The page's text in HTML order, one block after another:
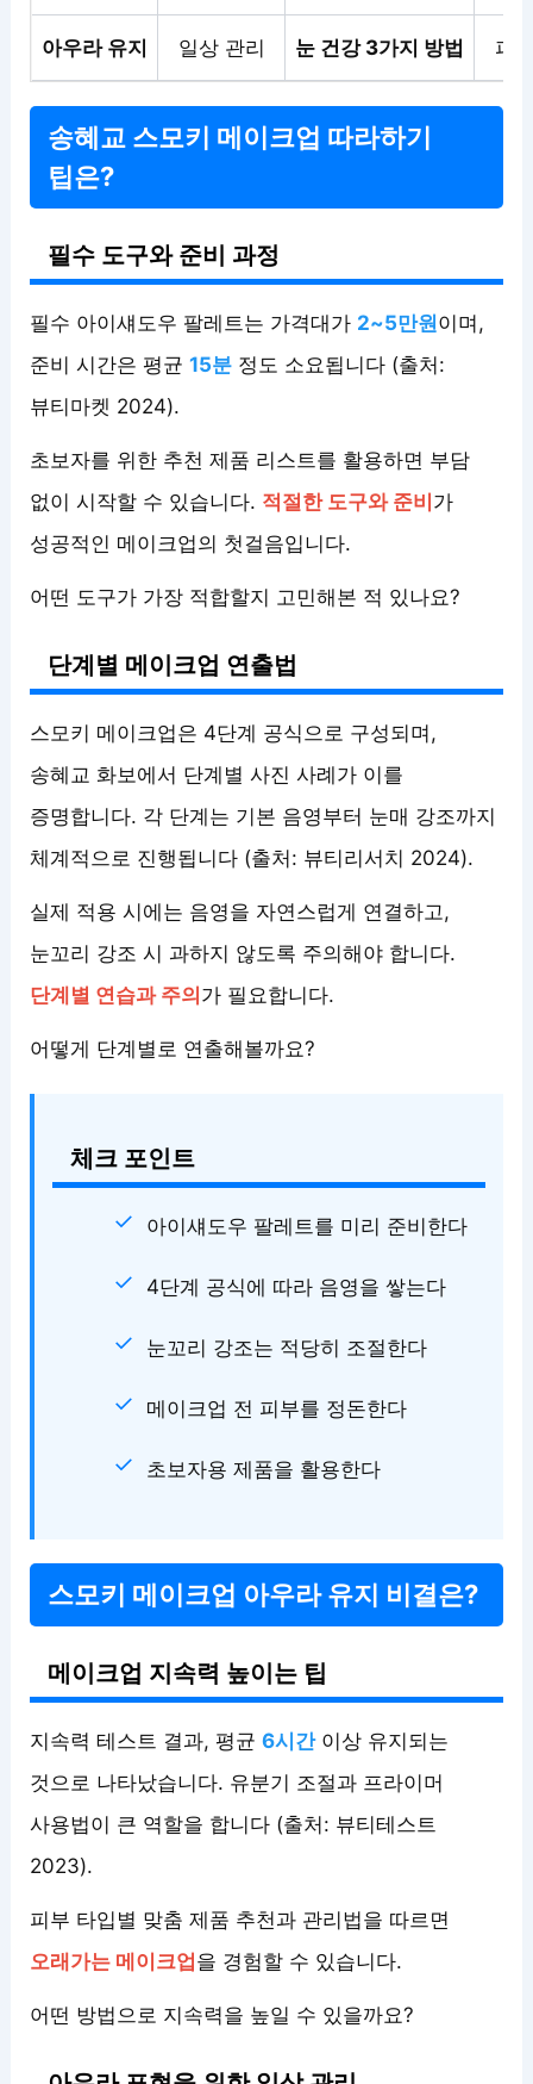
아우라 유지 일상 관리 눈 건강 3가지 방법 피
송혜교 스모키 메이크업 따라하기
팁은?
필수 도구와 준비 과정
필수 아이섀도우 팔레트는 가격대가 2~5만원이며,
준비 시간은 평균15분 정도 소요됩니다 (출처:
뷰티마켓 2024).
초보자를 위한 추천 제품 리스트를 활용하면 부담
없이 시작할 수 있습니다. 적절한 도구와 준비 가
성공적인 메이크업의 첫걸음입니다.
어떤 도구가 가장 적합할지 고민해본 적 있나요?
단계별 메이크업 연출법
스모키 메이크업은 4단계 공식으로 구성되며,
송혜교 화보에서 단계별 사진 사례가 이를
증명합니다. 각 단계는 기본 음영부터 눈매 강조까지
체계적으로 진행됩니다 (출처: 뷰티리서치 2024).
실제 적용 시에는 음영을 자연스럽게 연결하고,
눈꼬리 강조 시 과하지 않도록 주의해야 합니다.
단계별 연습과 주의 가 필요합니다.
어떻게 단계별로 연출해볼까요?
체크 포인트
아이섀도우 팔레트를 미리 준비한다
4단계 공식에 따라 음영을 쌓는다
눈꼬리 강조는 적당히 조절한다
메이크업 전 피부를 정돈한다
초보자용 제품을 활용한다
스모키 메이크업 아우라 유지 비결은?
메이크업 지속력 높이는 팁
지속력 테스트 결과, 평균6시간이상 유지되는
것으로 나타났습니다. 유분기 조절과 프라이머
사용법이 큰 역할을 합니다 (출처: 뷰티테스트
2023).
피부 타입별 맞춤 제품 추천과 관리법을 따르면
오래가는 메이크업을 경험할 수 있습니다.
어떤 방법으로 지속력을 높일 수 있을까요?